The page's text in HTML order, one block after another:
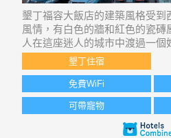
墾丁福容大飯店的建築風格受到
風情，有白色的牆和紅色的瓷磚
人在這座迷人的城市中渡過一
海水、白沙灘和一大堆有趣的水
店都找得到。進房前，旅客會先
間。兩層樓高的框架式房屋共容
墾丁住宿
免費WiFi
可帶寵物